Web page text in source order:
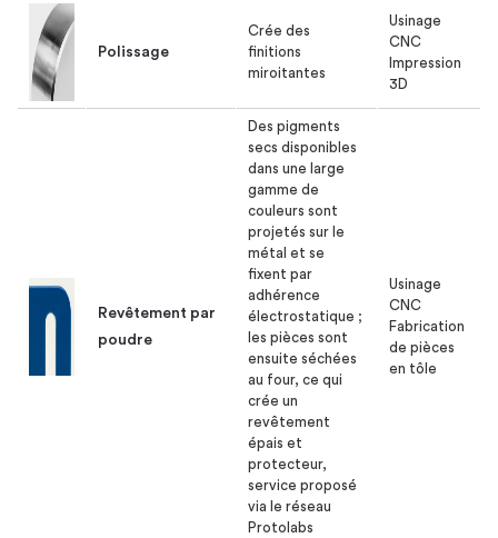
Polissage
Crée des
finitions
miroitantes
Usinage
CNC
Impression
3D
Revêtement par
poudre
Des pigments
secs disponibles
dans une large
gamme de
couleurs sont
projetés sur le
métal et se
fixent par
adhérence
électrostatique ;
les pièces sont
ensuite séchées
au four, ce qui
crée un
revêtement
épais et
protecteur,
service proposé
via le réseau
Protolabs
Usinage
CNC
Fabrication
de pièces
en tôle